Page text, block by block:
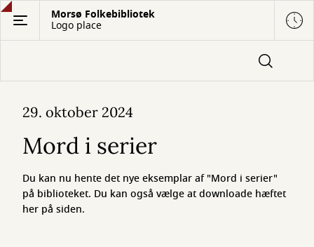
Gå
hovedindhold
Morsø Folkebibliotek
Logo place
serier
29. oktober 2024
Mord i serier
Du kan nu hente det nye eksemplar af "Mord i serier"
på biblioteket. Du kan også vælge at downloade hæftet
her på siden.